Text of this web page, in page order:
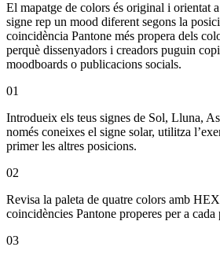
El mapatge de colors és original i orientat
signe rep un mood diferent segons la
coincidència Pantone més propera dels
perquè dissenyadors i creadors puguin
moodboards o publicacions socials.
01
Introdueix els teus signes de Sol, Lluna,
només coneixes el signe solar, utilitza
primer les altres posicions.
02
Revisa la paleta de quatre colors amb
coincidències Pantone properes per a cada
03